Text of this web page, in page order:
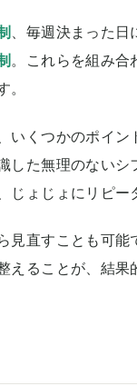
、毎週決まった日
。これらを組み合
。
いくつかのポイ
した無理のない
ょじょにリピー
見直すことも可
えることが、結果